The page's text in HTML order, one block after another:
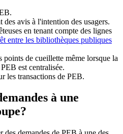
des avis à l'intention des usagers.
en tenant compte des lignes
entre les bibliothèques publiques
points de cueillette même lorsque la
est centralisée.
les transactions de PEB.
à une